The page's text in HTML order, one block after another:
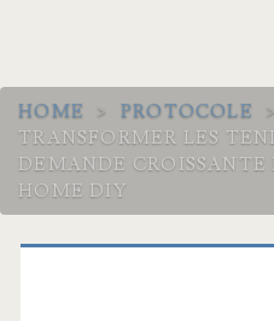
HOME > PROTOCOLE >
TRANSFORMER LES
DEMANDE CROISSANTE
HOME DIY